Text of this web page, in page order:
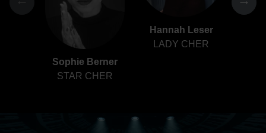
Sophie Berner
STAR CHER
Hannah Leser
LADY CHER